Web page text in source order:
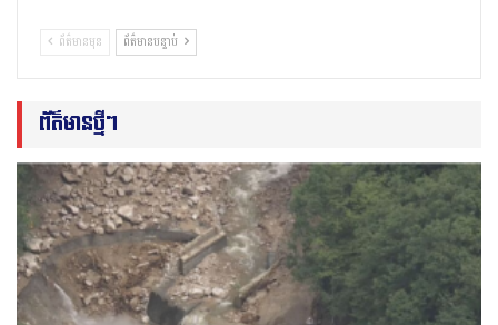
ព័ត៌មានមុន ព័ត៌មានបន្ទាប់
ព័ត៌មានថ្មីៗ